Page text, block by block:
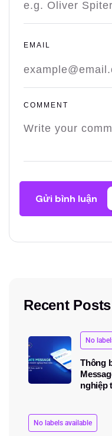
EMAIL
COMMENT
Gửi bình luận
Recent Posts
No
Thông
nghiệp
No labels available